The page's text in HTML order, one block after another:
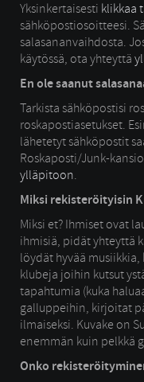
Yksinkertaisesti klikkaa
sähköpostiosoitteesi.
salasananvaihdosta.
käytössä, ota yhteyttä
En ole saanut
Tarkista sähköpostisi
roskapostiasetukset.
lähetetyt sähköpostit
Roskaposti/Junk-
ylläpitoon.
Miksi rekisteröityisin
Miksi et? Ihmiset ovat
ihmisiä, pidät yhteyttä
löydät hyvää
klubeja joihin kutsut
tapahtumia (kuka
galluppeihin, kirjoitat
ilmaiseksi. Kuvake on
enemmän kuin pelkkä
Onko